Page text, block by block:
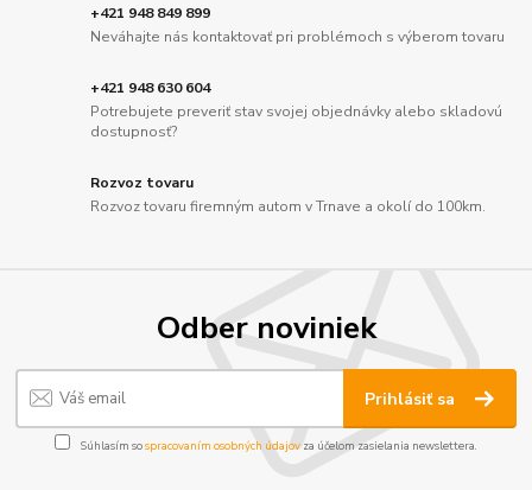
+421 948 849 899
Neváhajte nás kontaktovať pri problémoch s výberom tovaru
+421 948 630 604
Potrebujete preveriť stav svojej objednávky alebo skladovú
dostupnosť?
Rozvoz tovaru
Rozvoz tovaru firemným autom v Trnave a okolí do 100km.
Odber noviniek
Prihlásiť sa
Súhlasím sospracovaním osobných údajov za účelom zasielania newslettera.